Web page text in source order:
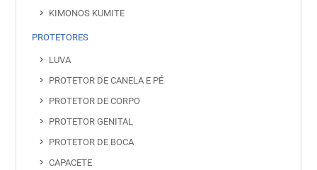
KIMONOS KUMITE
PROTETORES
LUVA
PROTETOR DE CANELA E PÉ
PROTETOR DE CORPO
PROTETOR GENITAL
PROTETOR DE BOCA
CAPACETE